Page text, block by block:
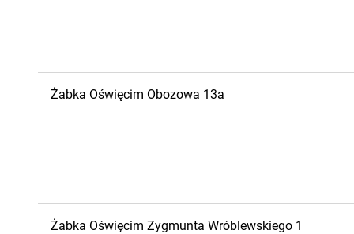
Żabka Oświęcim Obozowa 13a
Żabka Oświęcim Zygmunta Wróblewskiego 1